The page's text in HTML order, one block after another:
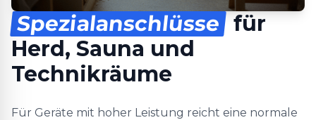
Spezialanschlüsse für
Herd, Sauna und
Technikräume
Für Geräte mit hoher Leistung reicht eine normale